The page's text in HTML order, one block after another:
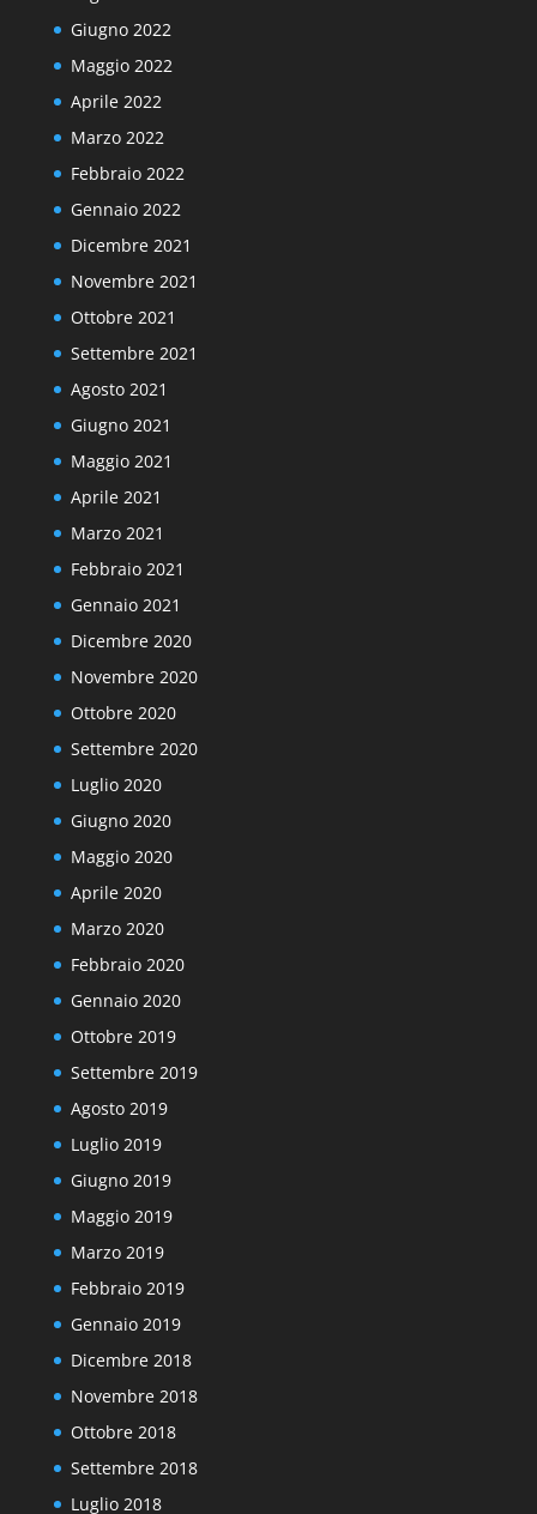
Giugno 2022
Maggio 2022
Aprile 2022
Marzo 2022
Febbraio 2022
Gennaio 2022
Dicembre 2021
Novembre 2021
Ottobre 2021
Settembre 2021
Agosto 2021
Giugno 2021
Maggio 2021
Aprile 2021
Marzo 2021
Febbraio 2021
Gennaio 2021
Dicembre 2020
Novembre 2020
Ottobre 2020
Settembre 2020
Luglio 2020
Giugno 2020
Maggio 2020
Aprile 2020
Marzo 2020
Febbraio 2020
Gennaio 2020
Ottobre 2019
Settembre 2019
Agosto 2019
Luglio 2019
Giugno 2019
Maggio 2019
Marzo 2019
Febbraio 2019
Gennaio 2019
Dicembre 2018
Novembre 2018
Ottobre 2018
Settembre 2018
Luglio 2018